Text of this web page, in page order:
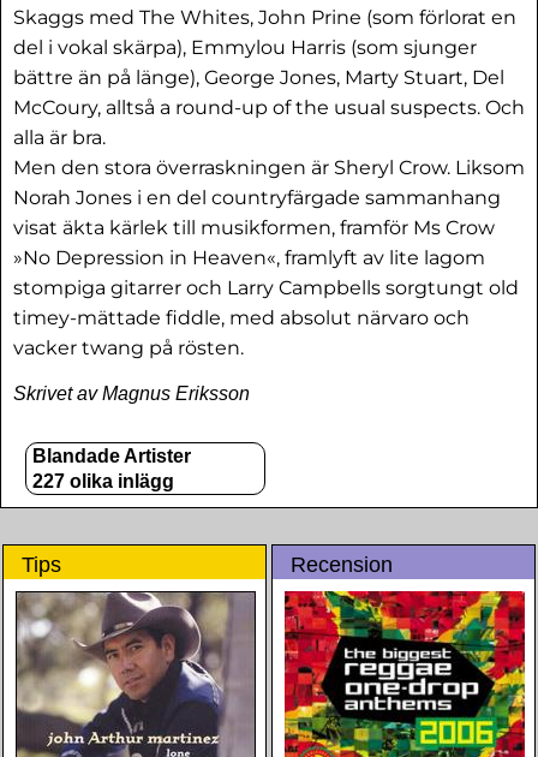
Skaggs med The Whites, John Prine (som förlorat en
del i vokal skärpa), Emmylou Harris (som sjunger
bättre än på länge), George Jones, Marty Stuart, Del
McCoury, alltså a round-up of the usual suspects. Och
alla är bra.
Men den stora överraskningen är Sheryl Crow. Liksom
Norah Jones i en del countryfärgade sammanhang
visat äkta kärlek till musikformen, framför Ms Crow
»No Depression in Heaven«, framlyft av lite lagom
stompiga gitarrer och Larry Campbells sorgtungt old
timey-mättade fiddle, med absolut närvaro och
vacker twang på rösten.
Skrivet av Magnus Eriksson
Blandade Artister
227 olika inlägg
Tips Recension